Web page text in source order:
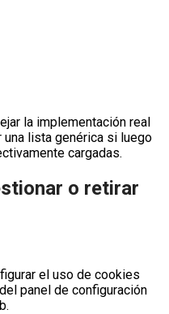
la implementación real
lista genérica si luego
cargadas.
o retirar
el uso de cookies
panel de configuración